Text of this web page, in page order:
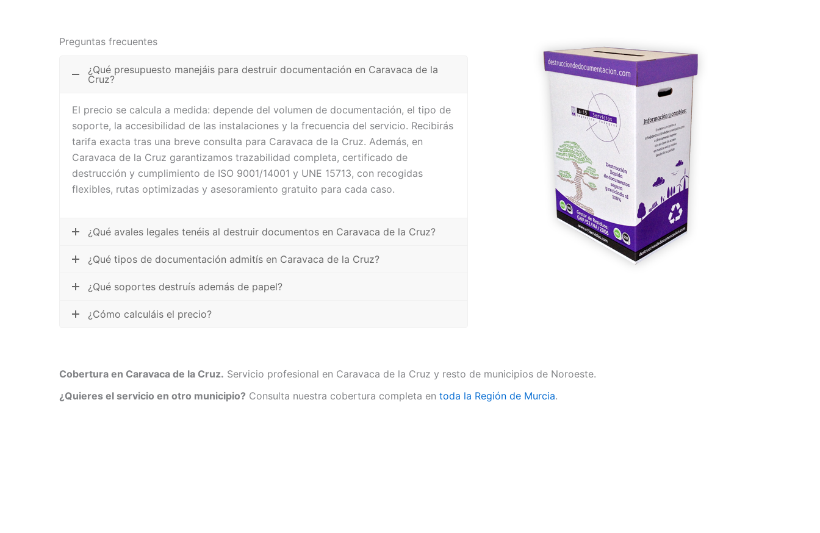
Preguntas frecuentes
¿Qué presupuesto manejáis para destruir documentación en Caravaca de la
Cruz?
El precio se calcula a medida: depende del volumen de documentación, el tipo de
soporte, la accesibilidad de las instalaciones y la frecuencia del servicio. Recibirás
tarifa exacta tras una breve consulta para Caravaca de la Cruz. Además, en
Caravaca de la Cruz garantizamos trazabilidad completa, certificado de
destrucción y cumplimiento de ISO 9001/14001 y UNE 15713, con recogidas
flexibles, rutas optimizadas y asesoramiento gratuito para cada caso.
¿Qué avales legales tenéis al destruir documentos en Caravaca de la Cruz?
¿Qué tipos de documentación admitís en Caravaca de la Cruz?
¿Qué soportes destruís además de papel?
¿Cómo calculáis el precio?
Cobertura en Caravaca de la Cruz. Servicio profesional en Caravaca de la Cruz y resto de municipios de Noroeste.
¿Quieres el servicio en otro municipio? Consulta nuestra cobertura completa en toda la Región de Murcia.